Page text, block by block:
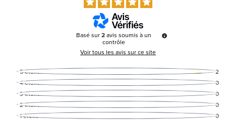
Basé sur2 avis soumis à un
contrôle
Voir tous les avis sur ce site
5étoiles
2
4étoiles
0
3étoiles
0
2étoiles
0
1étoile 0